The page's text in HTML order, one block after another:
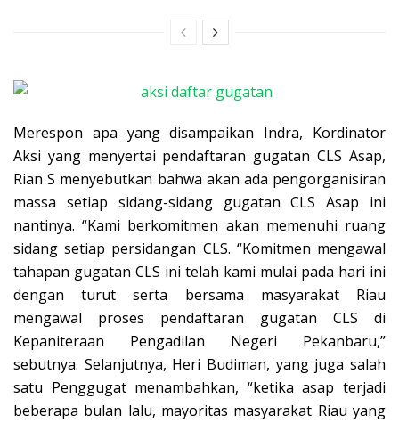
Merespon apa yang disampaikan Indra, Kordinator
Aksi yang menyertai pendaftaran gugatan CLS Asap,
Rian S menyebutkan bahwa akan ada pengorganisiran
massa setiap sidang-sidang gugatan CLS Asap ini
nantinya. “Kami berkomitmen akan memenuhi ruang
sidang setiap persidangan CLS. “Komitmen mengawal
tahapan gugatan CLS ini telah kami mulai pada hari ini
dengan turut serta bersama masyarakat Riau
mengawal proses pendaftaran gugatan CLS di
Kepaniteraan Pengadilan Negeri Pekanbaru,”
sebutnya. Selanjutnya, Heri Budiman, yang juga salah
satu Penggugat menambahkan, “ketika asap terjadi
beberapa bulan lalu, mayoritas masyarakat Riau yang